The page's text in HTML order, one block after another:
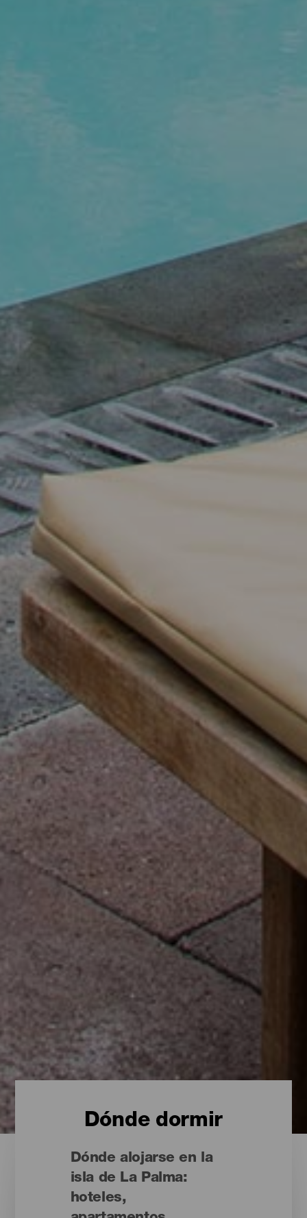
Dónde dormir
Dónde alojarse en la
isla de La Palma:
hoteles,